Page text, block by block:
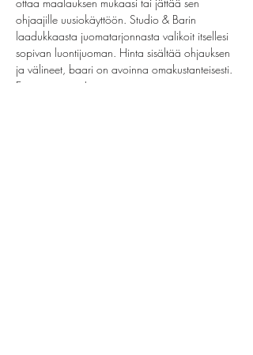
ohjaajille uusiokäyttöön. Studio & Barin
laadukkaasta juomatarjonnasta valikoit itsellesi
sopivan luontijuoman. Hinta sisältää ohjauksen
ja välineet, baari on avoinna omakustanteisesti.
Ei omia juomia!